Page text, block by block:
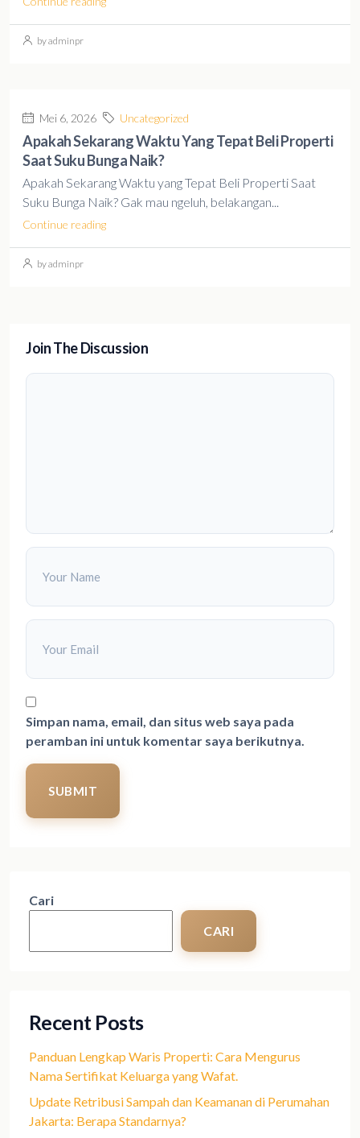
by adminpr
Mei 6, 2026 Uncategorized
Apakah Sekarang Waktu Yang Tepat Beli Properti
Saat Suku Bunga Naik?
Apakah Sekarang Waktu yang Tepat Beli Properti Saat
Suku Bunga Naik? Gak mau ngeluh, belakangan...
Continue reading
by adminpr
Join The Discussion
Simpan nama, email, dan situs web saya pada
peramban ini untuk komentar saya berikutnya.
SUBMIT
Cari
CARI
Recent Posts
Panduan Lengkap Waris Properti: Cara Mengurus
Nama Sertifikat Keluarga yang Wafat.
Update Retribusi Sampah dan Keamanan di Perumahan
Jakarta: Berapa Standarnya?